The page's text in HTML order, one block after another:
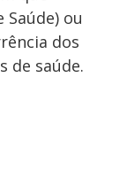
ou
dos
de saúde.